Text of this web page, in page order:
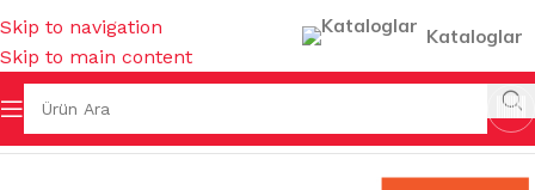
Skip to navigation
Skip to main content
Kataloglar
Ana Sayfa